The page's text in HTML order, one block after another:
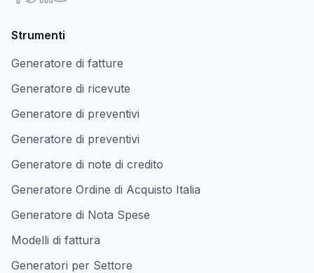
Strumenti
Generatore di fatture
Generatore di ricevute
Generatore di preventivi
Generatore di preventivi
Generatore di note di credito
Generatore Ordine di Acquisto Italia
Generatore di Nota Spese
Modelli di fattura
Generatori per Settore